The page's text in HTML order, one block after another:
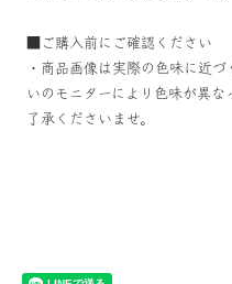
■ご購入前にご確認ください
・商品画像は実際の色味に近
いのモニターにより色味が異な
了承くださいませ。